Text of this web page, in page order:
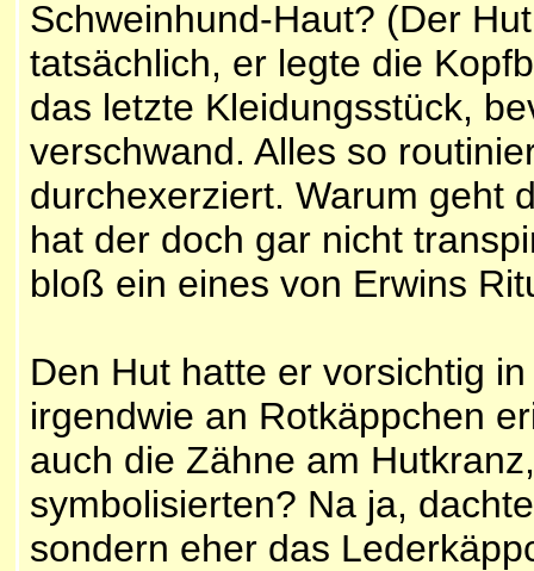
Schweinhund-Haut? (Der
tatsächlich, er legte die
das letzte Kleidungsstück,
verschwand. Alles so
durchexerziert. Warum geht
hat der doch gar nicht
bloß ein eines von Erwins
Den Hut hatte er vorsichtig
irgendwie an Rotkäppchen
auch die Zähne am
symbolisierten? Na ja,
sondern eher das